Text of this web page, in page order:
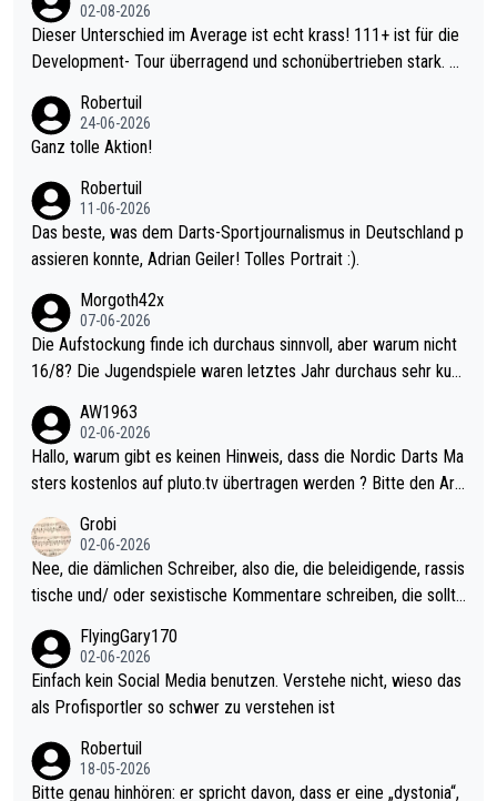
02-08-2026
Dieser Unterschied im Average ist echt krass! 111+ ist für die
Development- Tour überragend und schonübertrieben stark. U
mal 40+ erst recht. Da gewinnst keinen Blumentopf - ist ja noc
h krasser wie ein Pokalspiel eines Kreisligisten vs einem Bund
Robertuil
24-06-2026
Ganz tolle Aktion!
Robertuil
11-06-2026
Das beste, was dem Darts-Sportjournalismus in Deutschland p
assieren konnte, Adrian Geiler! Tolles Portrait :).
Morgoth42x
07-06-2026
Die Aufstockung finde ich durchaus sinnvoll, aber warum nicht
16/8? Die Jugendspiele waren letztes Jahr durchaus sehr kurz
Allerdings ist Mitchell Lawrie als Nummer 1 der Welt eh qualifi
ziert. Somit ändert die automatische Qualifikation des Weltmei
sters erstmal nichts. Ich denke sie wollen damit für nächstes J
ohl wenig WDF Turniere spielen. Dies war bei Archie Self letzt
es Jahr der Fall. Er musste als amtierender Weltmeister durch
den Qualifier und ich glaube kaum, dass Mitchel sich das (in Ve
el hat.
AW1963
02-06-2026
Hallo, warum gibt es keinen Hinweis, dass die Nordic Darts Ma
sters kostenlos auf pluto.tv übertragen werden ? Bitte den Arti
Grobi
02-06-2026
Nee, die dämlichen Schreiber, also die, die beleidigende, rassis
tische und/ oder sexistische Kommentare schreiben, die sollte
s Leben in den Griff kriegen. Nur eins wundert mich: Luke Little
r war doch neulich erst derjenige, der über Social Media GvV p
rovoziert hat. Und Littlers Mutter schießt öfters mal gegen Ric
FlyingGary170
02-06-2026
Einfach kein Social Media benutzen. Verstehe nicht, wieso das
als Profisportler so schwer zu verstehen ist
Robertuil
18-05-2026
Bitte genau hinhören: er spricht davon, dass er eine „dystonia“,